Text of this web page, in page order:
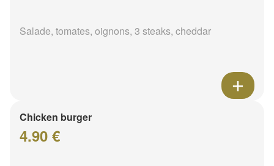
Salade, tomates, oignons, 3 steaks, cheddar
Chicken burger
4.90 €